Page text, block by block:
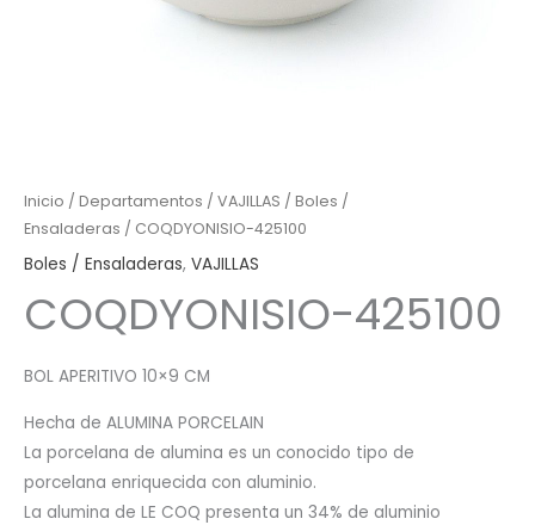
Inicio / Departamentos / VAJILLAS / Boles /
Ensaladeras / COQDYONISIO-425100
Boles / Ensaladeras, VAJILLAS
COQDYONISIO-425100
BOL APERITIVO 10×9 CM
Hecha de ALUMINA PORCELAIN
La porcelana de alumina es un conocido tipo de
porcelana enriquecida con aluminio.
La alumina de LE COQ presenta un 34% de aluminio